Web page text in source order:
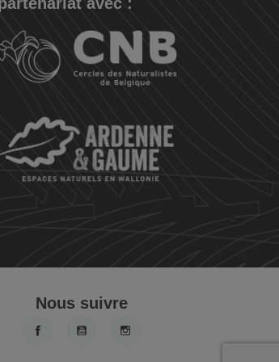
Nous suivre